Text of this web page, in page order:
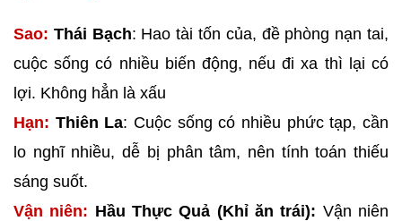
Sao: Thái Bạch: Hao tài tốn của, đề phòng nạn tai,
cuộc sống có nhiều biến động, nếu đi xa thì lại có
lợi. Không hẳn là xấu
Hạn: Thiên La: Cuộc sống có nhiều phức tạp, cần
lo nghĩ nhiều, dễ bị phân tâm, nên tính toán thiếu
sáng suốt.
Vận niên: Hầu Thực Quả (Khỉ ăn trái): Vận niên